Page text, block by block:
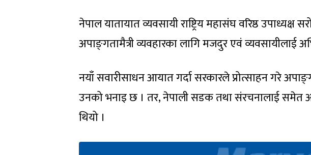
नेपाल यातायात व्यवसायी राष्ट्रिय महासंघ वरिष्ठ
अपाङ्‍गतामैत्री व्यवहारका लागि मजदुर एवं व्यवसायीलाई
नयाँ सवारीसाधन आयात गर्दा सरकारले प्रोत्साहन गरे
उनको भनाइ छ । तर, नेपाली सडक तथा संरचनालाई समेत
थियो ।